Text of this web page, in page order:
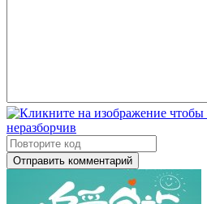
Отправить комментарий